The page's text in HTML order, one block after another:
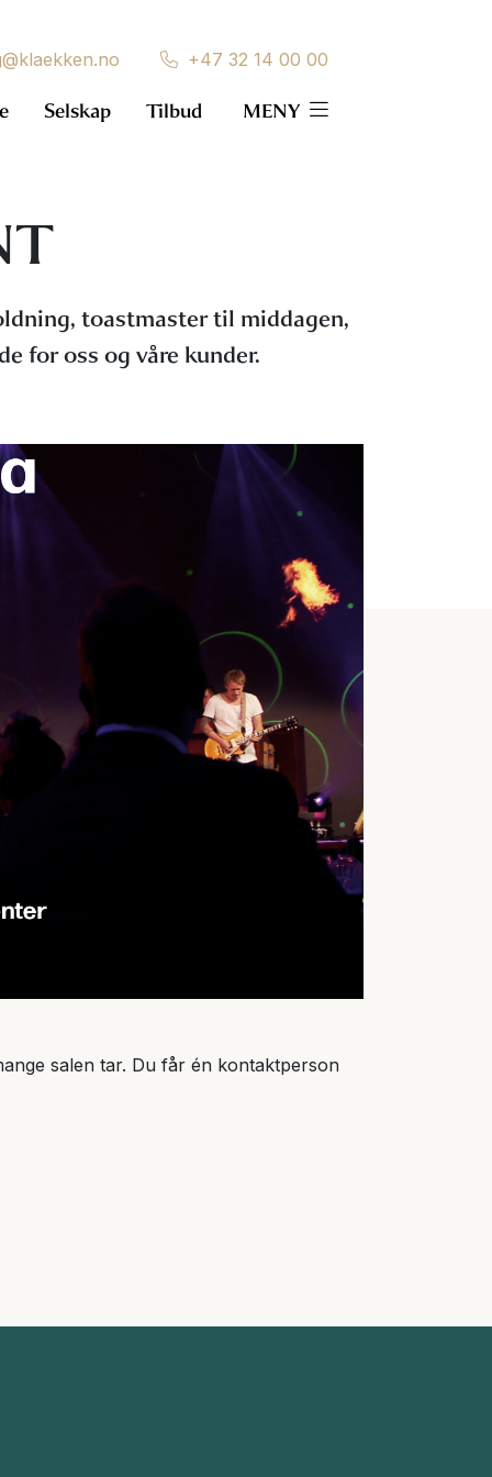
+47 32 14 00 00
Selskap Tilbud MENY
toastmaster til middagen,
for oss og våre kunder.
salen tar. Du får én kontaktperson